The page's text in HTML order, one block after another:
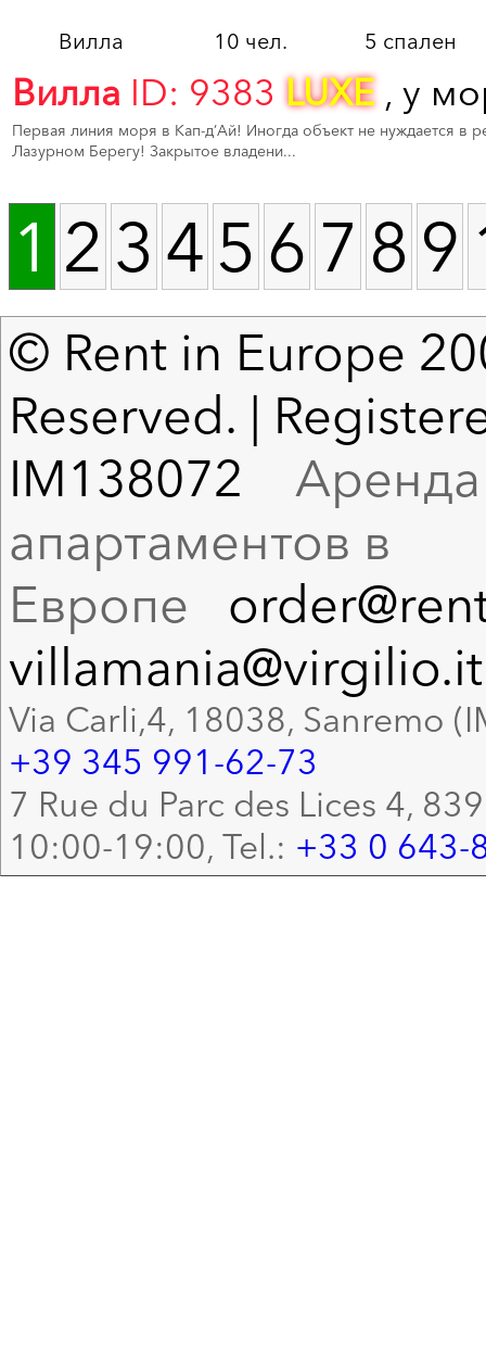
Вилла 10 чел. 5 спален
Вилла ID: 9383 LUXE , у
Первая линия моря в Кап-д’Ай! Иногда объект не нуждается в
Лазурном Берегу! Закрытое владени...
1 2 3 45 6 7 8 9
© Rent in Europe
Reserved. |
IM138072 Аренда
апартаментов в
Европе
villamania@virgilio.it
Via Carli,4, 18038, Sanremo
+39 345 991-62-73
7 Rue du Parc des Lices 4,
10:00-19:00, Tel.: +33 0 643-